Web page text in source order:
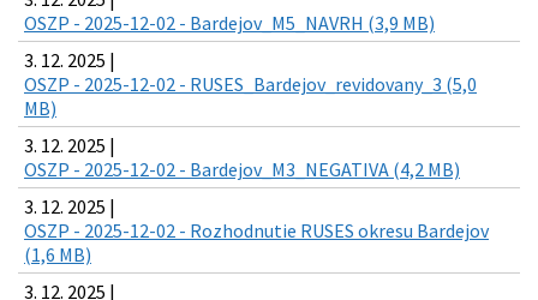
OSZP - 2025-12-02 - Bardejov_M5_NAVRH (3,9 MB)
3. 12. 2025 |
OSZP - 2025-12-02 - RUSES_Bardejov_revidovany_3 (5,0
MB)
3. 12. 2025 |
OSZP - 2025-12-02 - Bardejov_M3_NEGATIVA (4,2 MB)
3. 12. 2025 |
OSZP - 2025-12-02 - Rozhodnutie RUSES okresu Bardejov
(1,6 MB)
3. 12. 2025 |